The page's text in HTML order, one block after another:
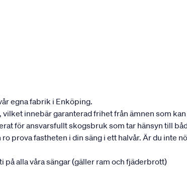
egna fabrik i Enköping.
innebär garanterad frihet från ämnen som
för ansvarsfullt skogsbruk som tar hänsyn till
prova fastheten i din säng i ett halvår. Är du inte
alla våra sängar (gäller ram och fjäderbrott)